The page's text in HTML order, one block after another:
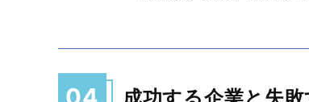
成功する企業と失